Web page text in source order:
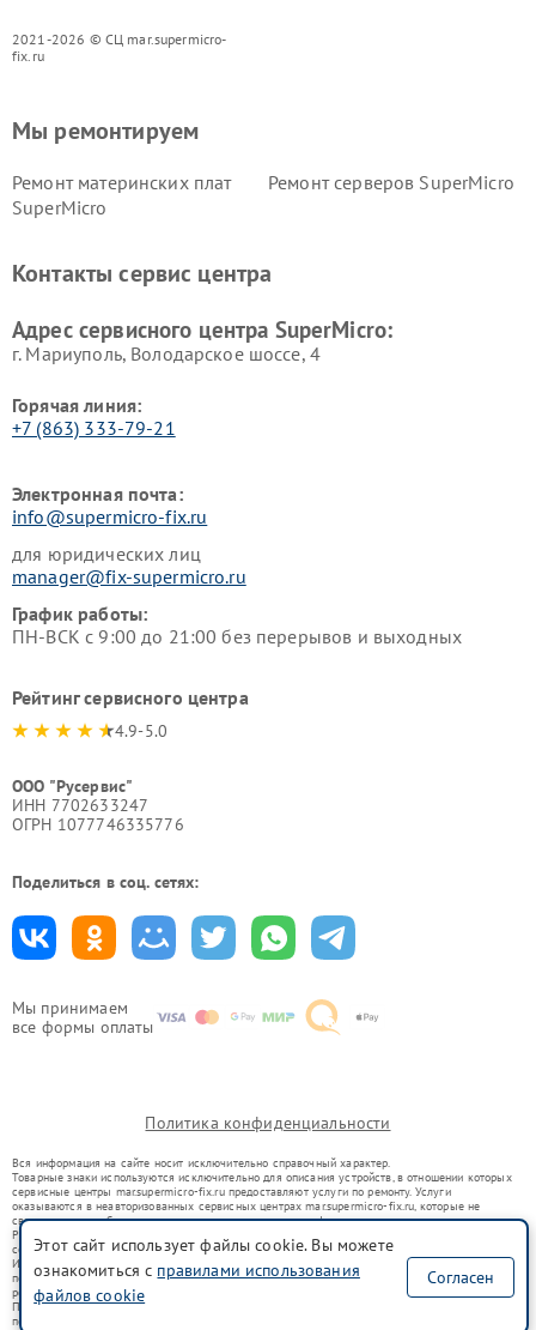
2021-2026 © СЦ mar.supermicro-
fix.ru
Мы принимаем
все формы оплаты
Мы ремонтируем
Ремонт материнских плат
SuperMicro
Ремонт серверов SuperMicro
Контакты сервис центра
Адрес сервисного центра SuperMicro:
г. Мариуполь, Володарское шоссе, 4
Горячая линия:
+7 (863) 333-79-21
Электронная почта:
info@supermicro-fix.ru
для юридических лиц
manager@fix-supermicro.ru
График работы:
ПН-ВСК с 9:00 до 21:00 без перерывов и выходных
Рейтинг сервисного центра
4.9-5.0
ООО "Русервис"
ИНН 7702633247
ОГРН 1077746335776
Поделиться в соц. сетях:
Политика конфиденциальности
Вся информация на сайте носит исключительно справочный характер.
Товарные знаки используются исключительно для описания устройств, в отношении которых
сервисные центры mar.supermicro-fix.ru предоставляют услуги по ремонту. Услуги
оказываются в неавторизованных сервисных центрах mar.supermicro-fix.ru, которые не
связаны с правообладателями товарных знаков или их официальными представителями.
Ремонт осуществляется для устройств, уже введенных в гражданский оборот в соответствии
со статьей 1487 ГК РФ.
Использование товарных знаков не преследует цели индивидуализации услуг или введения
потребителей в заблуждение, а служит для информирования о предоставляемых услугах по
ремонту техники указанных брендов.
Представленная на сайте информация не является публичной офертой, определяемой
положениями Статьи 437(2) Гражданского кодекса РФ
Этот сайт использует файлы cookie. Вы можете
ознакомиться с правилами использования
файлов cookie
Согласен